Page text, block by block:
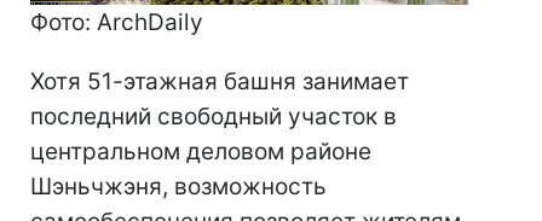
Фото: ArchDaily
Хотя 51-этажная башня занимает
последний свободный участок в
центральном деловом районе
Шэньчжэня, возможность